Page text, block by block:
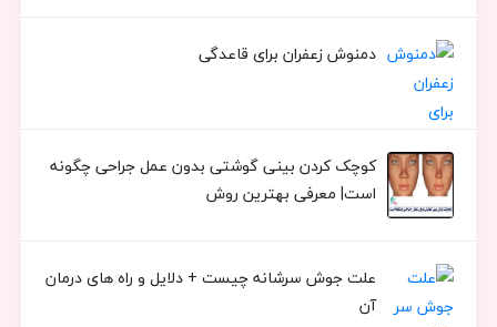
دمنوش زعفران برای قاعدگی
کوچک کردن بینی گوشتی بدون عمل جراحی چگونه
است| معرفی بهترین روش
علت جوش سرشانه چیست + دلایل و راه های درمان
آن